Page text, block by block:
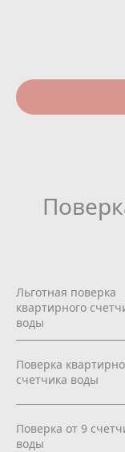
Льготная поверка
квартирного
воды
Поверка
счетчика воды
Поверка от 9
воды